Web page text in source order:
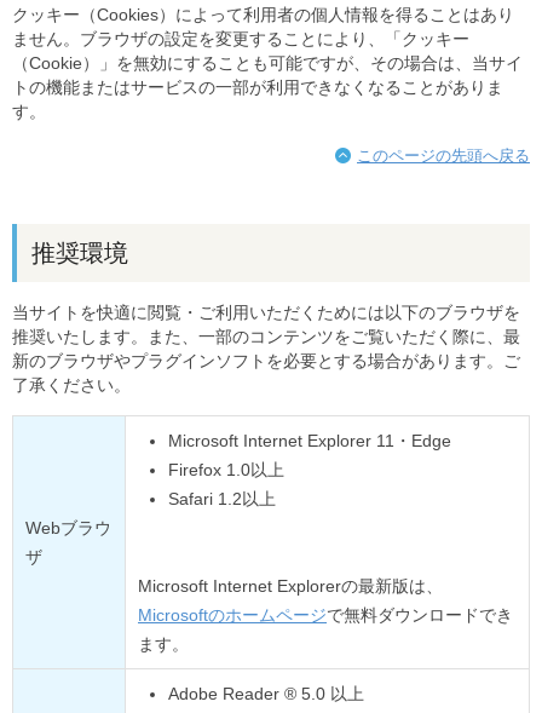
クッキー（Cookies）によって利用者の個人情報を得ることはあり
ません。ブラウザの設定を変更することにより、「クッキー
（Cookie）」を無効にすることも可能ですが、その場合は、当サイ
トの機能またはサービスの一部が利用できなくなることがありま
す。
このページの先頭へ戻る
推奨環境
当サイトを快適に閲覧・ご利用いただくためには以下のブラウザを
推奨いたします。また、一部のコンテンツをご覧いただく際に、最
新のブラウザやプラグインソフトを必要とする場合があります。ご
了承ください。
Webブラウ
ザ
Microsoft Internet Explorer 11・Edge
Firefox 1.0以上
Safari 1.2以上
Microsoft Internet Explorerの最新版は、
Microsoftのホームページで無料ダウンロードでき
ます。
Adobe Reader ® 5.0 以上